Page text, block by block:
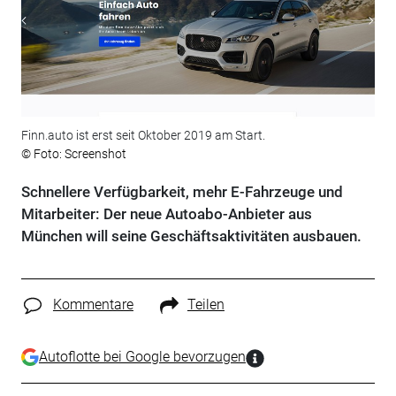
Finn.auto ist erst seit Oktober 2019 am Start.
© Foto: Screenshot
Schnellere Verfügbarkeit, mehr E-Fahrzeuge und
Mitarbeiter: Der neue Autoabo-Anbieter aus
München will seine Geschäftsaktivitäten ausbauen.
Kommentare Teilen
Autoflotte bei Google bevorzugen